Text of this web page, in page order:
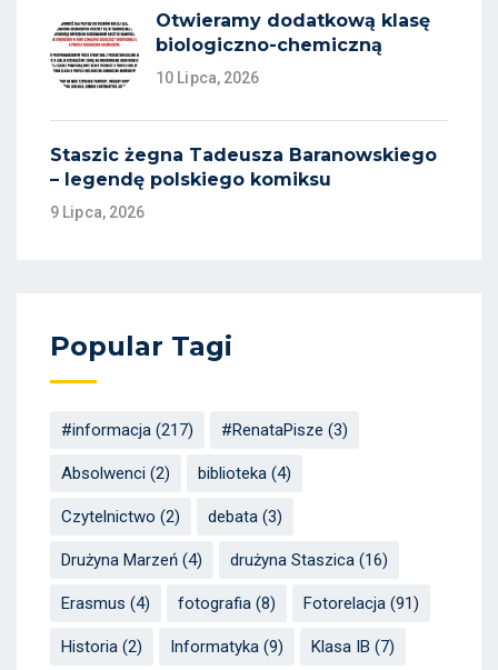
Otwieramy dodatkową klasę
biologiczno-chemiczną
10 Lipca, 2026
Staszic żegna Tadeusza Baranowskiego
– legendę polskiego komiksu
9 Lipca, 2026
Popular Tagi
#informacja (217) #RenataPisze (3)
Absolwenci (2) biblioteka (4)
Czytelnictwo (2) debata (3)
Drużyna Marzeń (4) drużyna Staszica (16)
Erasmus (4) fotografia (8) Fotorelacja (91)
Historia (2) Informatyka (9) Klasa IB (7)